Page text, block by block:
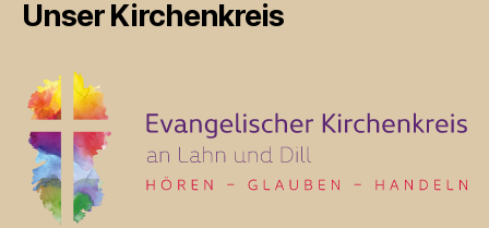
Unser Kirchenkreis